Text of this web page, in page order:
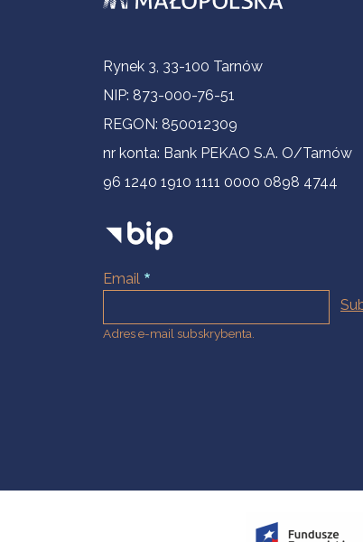
Informacje kontaktowe
Rynek 3, 33-100 Tarnów
NIP: 873-000-76-51
REGON: 850012309
nr konta: Bank PEKAO S.A. O/Tarnów
96 1240 1910 1111 0000 0898 4744
Email
Adres e-mail subskrybenta.